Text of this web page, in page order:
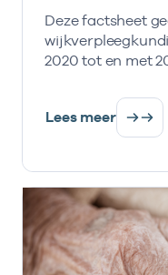
Deze factsheet
2020 tot en met
Lees meer